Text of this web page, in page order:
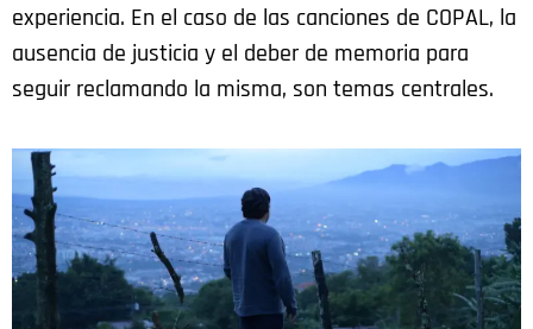
experiencia. En el caso de las canciones de COPAL, la
ausencia de justicia y el deber de memoria para
seguir reclamando la misma, son temas centrales.